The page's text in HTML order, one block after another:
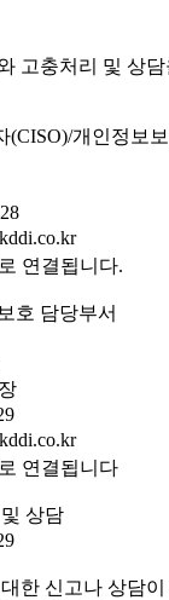
고충처리 및 상
(CISO)/개인정보
연결됩니다.
호 담당부서
연결됩니다
상담
한 신고나 상담